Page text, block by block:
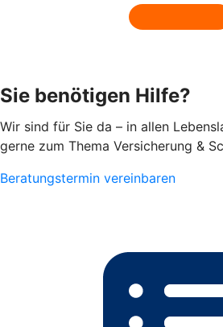
Sie benötigen Hilfe?
Wir sind für Sie da – in allen
gerne zum Thema Versicherung &
Beratungstermin vereinbaren